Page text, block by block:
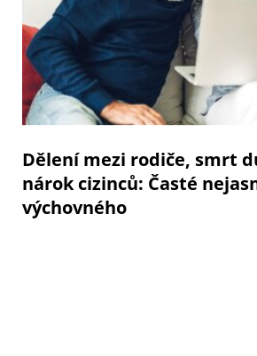
Dělení mezi rodiče, smrt
nárok cizinců: Časté
výchovného